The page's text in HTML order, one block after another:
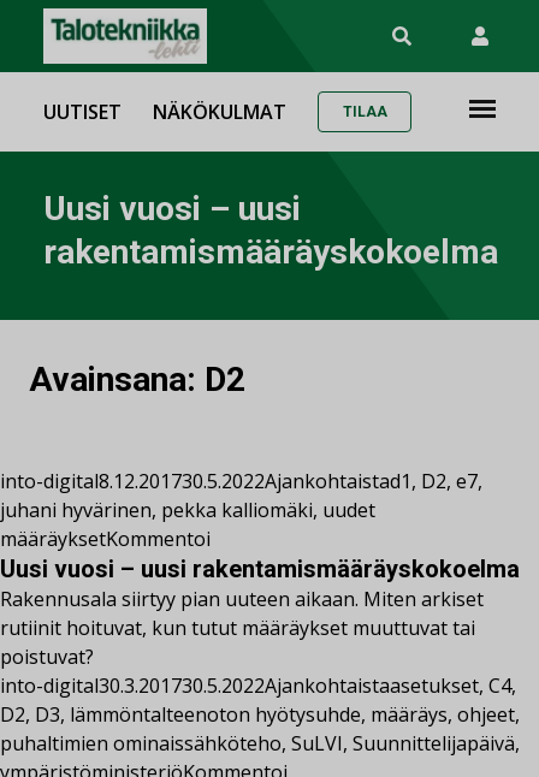
UUTISET NÄKÖKULMAT TILAA
Uusi vuosi – uusi
rakentamismääräyskokoelma
Avainsana: D2
into-digital8.12.201730.5.2022Ajankohtaistad1, D2, e7,
juhani hyvärinen, pekka kalliomäki, uudet
määräyksetKommentoi
Uusi vuosi – uusi rakentamismääräyskokoelma
Rakennusala siirtyy pian uuteen aikaan. Miten arkiset
rutiinit hoituvat, kun tutut määräykset muuttuvat tai
poistuvat?
into-digital30.3.201730.5.2022Ajankohtaistaasetukset, C4,
D2, D3, lämmöntalteenoton hyötysuhde, määräys, ohjeet,
puhaltimien ominaissähköteho, SuLVI, Suunnittelijapäivä,